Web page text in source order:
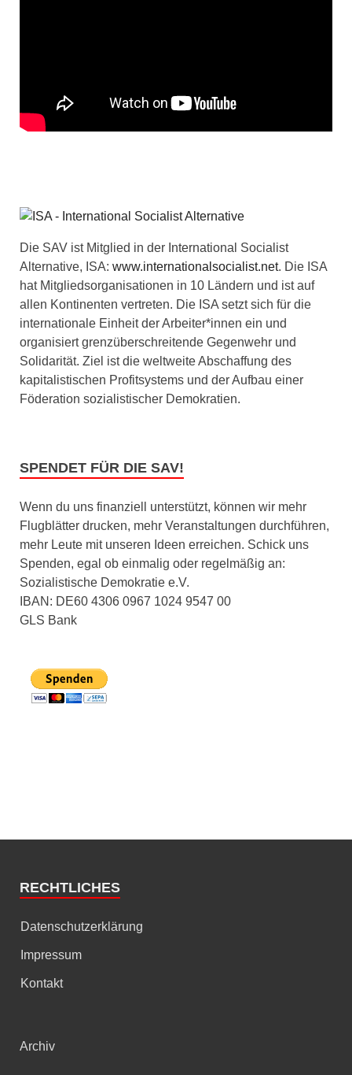
Die SAV ist Mitglied in der International Socialist
Alternative, ISA: www.internationalsocialist.net. Die ISA
hat Mitgliedsorganisationen in 10 Ländern und ist auf
allen Kontinenten vertreten. Die ISA setzt sich für die
internationale Einheit der Arbeiter*innen ein und
organisiert grenzüberschreitende Gegenwehr und
Solidarität. Ziel ist die weltweite Abschaffung des
kapitalistischen Profitsystems und der Aufbau einer
Föderation sozialistischer Demokratien.
SPENDET FÜR DIE SAV!
Wenn du uns finanziell unterstützt, können wir mehr
Flugblätter drucken, mehr Veranstaltungen durchführen,
mehr Leute mit unseren Ideen erreichen. Schick uns
Spenden, egal ob einmalig oder regelmäßig an:
Sozialistische Demokratie e.V.
IBAN: DE60 4306 0967 1024 9547 00
GLS Bank
RECHTLICHES
Datenschutzerklärung
Impressum
Kontakt
Archiv